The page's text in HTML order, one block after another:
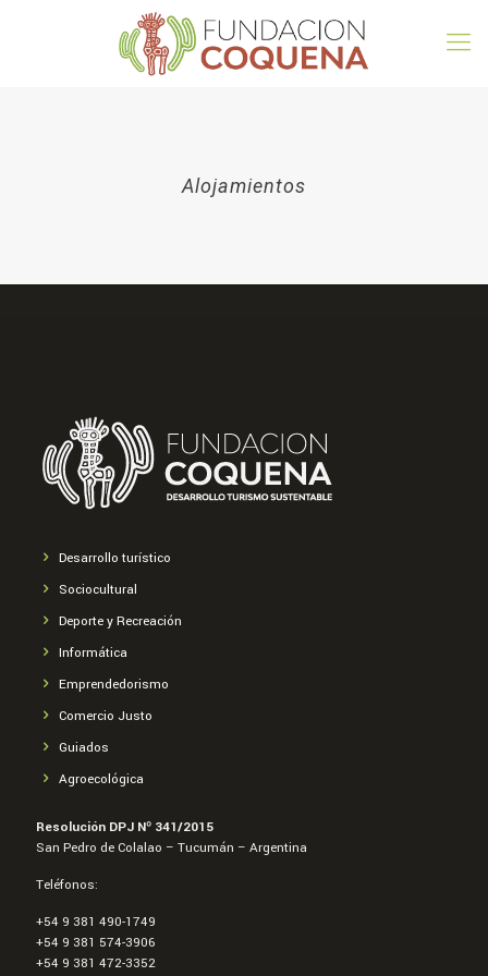
Alojamientos
Desarrollo turístico
Sociocultural
Deporte y Recreación
Informática
Emprendedorismo
Comercio Justo
Guiados
Agroecológica
Resolución DPJ Nº 341/2015
San Pedro de Colalao – Tucumán – Argentina
Teléfonos:
+54 9 381 490-1749
+54 9 381 574-3906
+54 9 381 472-3352